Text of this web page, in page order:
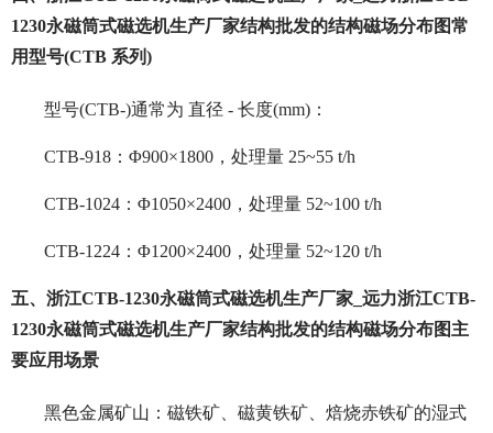
1230永磁筒式磁选机生产厂家结构批发的结构磁场分布图常
用型号(CTB 系列)
型号(CTB-)通常为 直径 - 长度(mm)：
CTB-918：Φ900×1800，处理量 25~55 t/h
CTB-1024：Φ1050×2400，处理量 52~100 t/h
CTB-1224：Φ1200×2400，处理量 52~120 t/h
五、浙江CTB-1230永磁筒式磁选机生产厂家_远力浙江CTB-
1230永磁筒式磁选机生产厂家结构批发的结构磁场分布图主
要应用场景
黑色金属矿山：磁铁矿、磁黄铁矿、焙烧赤铁矿的湿式